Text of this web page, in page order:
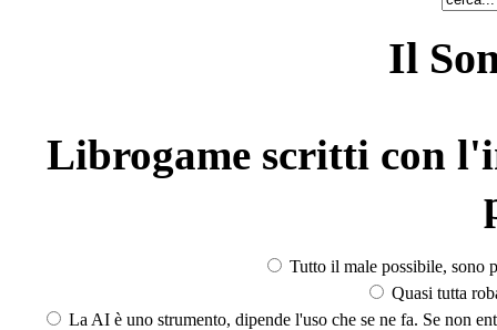
Il
Librogame scritti con
Tutto il male possibile, sono
Quasi tutta
La AI è uno strumento, dipende l'uso che se ne fa. Se non